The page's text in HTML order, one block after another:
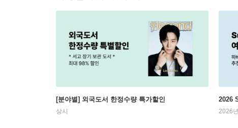
[분야별] 외국도서 한정수량 특가할인
상시
2026
2026